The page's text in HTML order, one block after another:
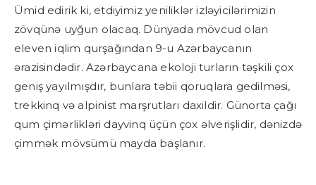
Ümid edirik ki, etdiyimiz yeniliklər izləyicilərimizin
zövqünə uyğun olacaq. Dünyada mövcud olan
eleven iqlim qurşağından 9-u Azərbaycanın
ərazisindədir. Azərbaycana ekoloji turların təşkili çox
geniş yayılmışdır, bunlara təbii qoruqlara gedilməsi,
trekkinq və alpinist marşrutları daxildir. Günorta çağı
qum çimərlikləri dayvinq üçün çox əlverişlidir, dənizdə
çimmək mövsümü mayda başlanır.